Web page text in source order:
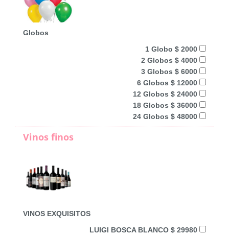
Globos
1 Globo $ 2000
2 Globos $ 4000
3 Globos $ 6000
6 Globos $ 12000
12 Globos $ 24000
18 Globos $ 36000
24 Globos $ 48000
Vinos finos
VINOS EXQUISITOS
LUIGI BOSCA BLANCO $ 29980